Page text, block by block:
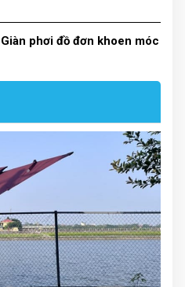
phơi quần
móc chất
không khó để khách
mình những sản phẩm
khoen móc
khảo và mua ở nơi uy
trong lĩnh vực nội
là địa chỉ uy tín, cung
sản phẩm và dịch vụ
phơi đồ đơn khoen móc